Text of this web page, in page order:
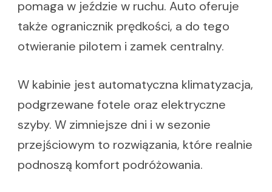
pomaga w jeździe w ruchu. Auto oferuje
także ogranicznik prędkości, a do tego
otwieranie pilotem i zamek centralny.
W kabinie jest automatyczna klimatyzacja,
podgrzewane fotele oraz elektryczne
szyby. W zimniejsze dni i w sezonie
przejściowym to rozwiązania, które realnie
podnoszą komfort podróżowania.